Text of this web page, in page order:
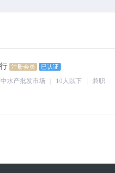
注册会员 已认证
水产批发市场 10人以下 兼职